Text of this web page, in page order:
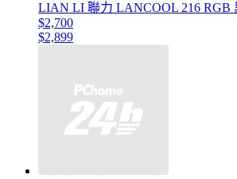
LIAN LI 聯力 LANCOOL 216 RGB
$2,700
$2,899